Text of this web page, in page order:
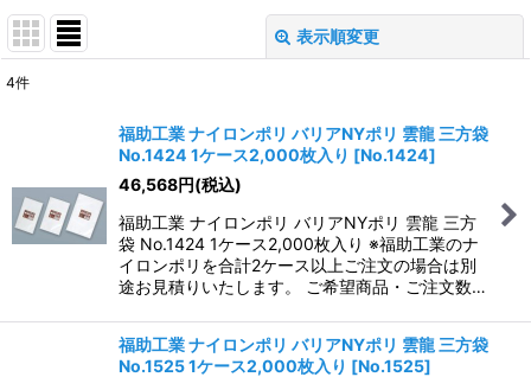
表示順変更
絞り込む
4件
福助工業 ナイロンポリ バリアNYポリ 雲龍 三方袋
No.1424 1ケース2,000枚入り [No.1424]
46,568円(税込)
福助工業 ナイロンポリ バリアNYポリ 雲龍 三方
袋 No.1424 1ケース2,000枚入り ※福助工業のナ
イロンポリを合計2ケース以上ご注文の場合は別
途お見積りいたします。 ご希望商品・ご注文数…
福助工業 ナイロンポリ バリアNYポリ 雲龍 三方袋
No.1525 1ケース2,000枚入り [No.1525]